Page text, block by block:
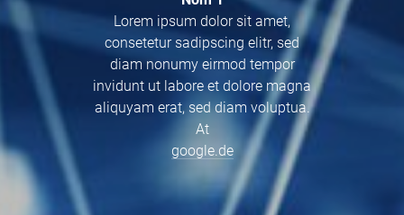
Lorem ipsum dolor sit amet,
consetetur sadipscing elitr, sed
diam nonumy eirmod tempor
invidunt ut labore et dolore magna
aliquyam erat, sed diam voluptua.
At
google.de